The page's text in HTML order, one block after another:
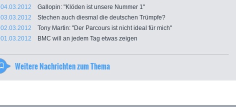
04.03.2012 Gallopin: "Klöden ist unsere Nummer 1"
03.03.2012 Stechen auch diesmal die deutschen Trümpfe?
02.03.2012 Tony Martin: "Der Parcours ist nicht ideal für mich"
01.03.2012 BMC will an jedem Tag etwas zeigen
Weitere Nachrichten zum Thema